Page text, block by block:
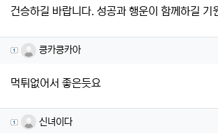
건승하길 바랍니다. 성공과 행운이 함께하길 기
킁카킁카아님의 댓글
킁카킁카아
먹튀없어서 좋은듯요
신녀이다님의 댓글
신녀이다